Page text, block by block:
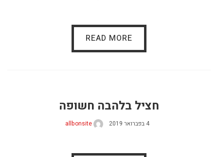
READ MORE
חציל בלהבה חשופה
4 בפברואר 2019 allbonsite